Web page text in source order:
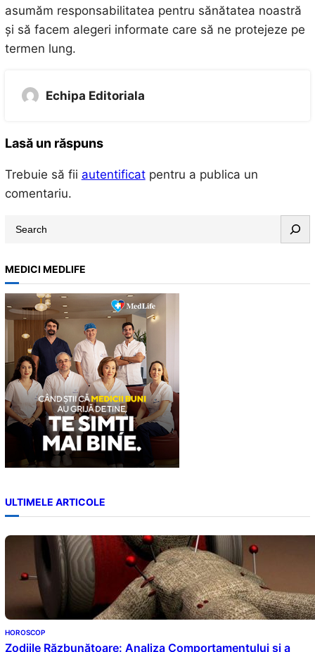
asumăm responsabilitatea pentru sănătatea noastră
și să facem alegeri informate care să ne protejeze pe
termen lung.
Echipa Editoriala
Lasă un răspuns
Trebuie să fii autentificatpentru a publica un
comentariu.
a
r
c
h
MEDICI MEDLIFE
ULTIMELE ARTICOLE
HOROSCOP
Zodiile Răzbunătoare: Analiza Comportamentului și a